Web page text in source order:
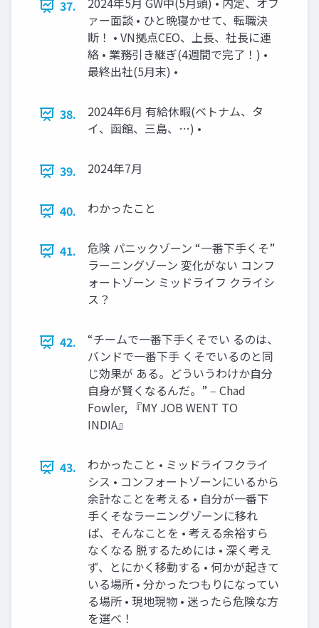
37.
ァー面談 • ひと晩寝かせて、転職決
断！ • VN拠点CEO、上長、社長に連
絡 • 業務引き継ぎ(4週間で完了！) •
最終出社(5月末) •
38.
2024年6月 有給休暇(ベトナム、タ
イ、函館、三島、…) •
39. 2024年7月
40. わかったこと
41.
危険 パニックゾーン “一番下手くそ”
ラーニングゾーン 変化がない コンフ
ォートゾーン ミッドライフ クライシ
ス？
42.
“チームで一番下手くそでい るのは、
バンドで一番下手 くそでいるのと同
じ効果が ある。どういうわけか自分
自身が賢くなるんだ。” ‒ Chad
Fowler, 『MY JOB WENT TO
INDIA』
43.
わかったこと • ミッドライフクライ
シス • コンフォートゾーンにいるから
余計なことを考える • 自分が一番下
手くそなラーニングゾーンに移れ
ば、そんなことを • 考える余裕すら
なくなる 脱するためには • 深く考え
ず、とにかく移動する • 何かが起きて
いる場所 • 分かったつもりになってい
る場所 • 現地現物 • 迷ったら危険な方
を選べ！